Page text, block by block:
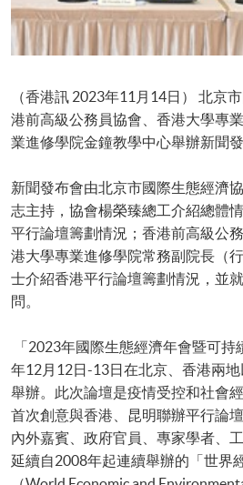
（香港訊 2023年11月14日） 北京
港前高級公務員協會、香港大學專
業進修學院金鐘教學中心舉辦新聞發
新聞發布會由北京市國際生態經濟
志主持，協會楊榮臻總工介紹總體
平行論壇籌劃情況；香港前高級公
港大學專業進修學院常務副院長（
士介紹香港平行論壇籌劃情況，並
問。
「2023年國際生態經濟年會暨可
年12月12日-13日在北京、香港兩
舉辦。此次論壇是疫情受控和社會
首次創意與香港、昆明聯辦平行論
內外嘉賓、政府官員、專家學者、
延續自2008年起連續舉辦的「世界